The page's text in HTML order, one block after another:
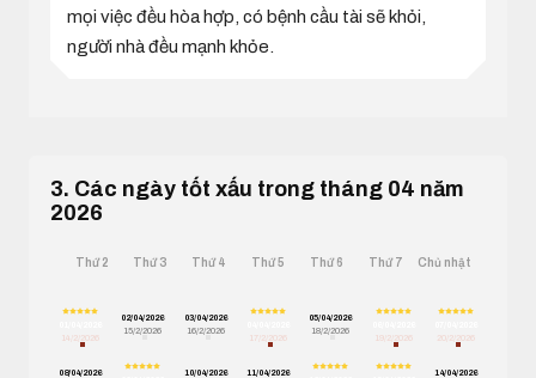
mọi việc đều hòa hợp, có bệnh cầu tài sẽ khỏi,
người nhà đều mạnh khỏe.
3. Các ngày tốt xấu trong tháng 04 năm
2026
Thứ 2 Thứ 3 Thứ 4 Thứ 5 Thứ 6 Thứ 7 Chủ nhật
14/2/2026
02/04/2026
15/2/2026
03/04/2026
16/2/2026
17/2/2026
05/04/2026
18/2/2026
19/2/2026
20/2/2026
08/04/2026
10/04/2026
11/04/2026
14/04/2026